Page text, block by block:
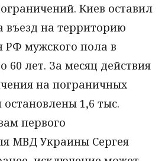
Киев оставил
въезд на территорию
РФ мужского пола в
60 лет. За месяц действия
на пограничных
1,6 тыс.
первого
МВД Украины Сергея